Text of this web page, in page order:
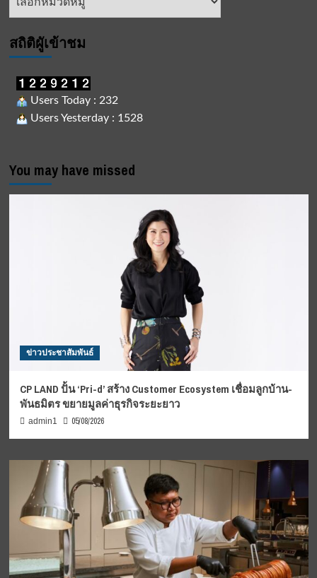
สถิติผูัเข้าชม
Users Today : 232
Users Yesterday : 1528
You may have missed
ข่าวประชาสัมพันธ์
CP LAND ปั้น ‘Pri-d’ สร้าง Customer Ecosystem เชื่อมลูกบ้าน-
พันธมิตร ขยายมูลค่าธุรกิจระยะยาว
admin1 05/08/2026